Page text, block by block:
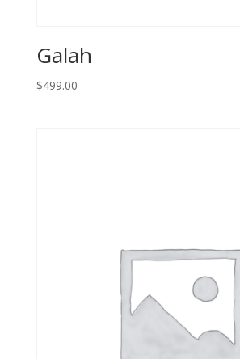
Galah
$499.00